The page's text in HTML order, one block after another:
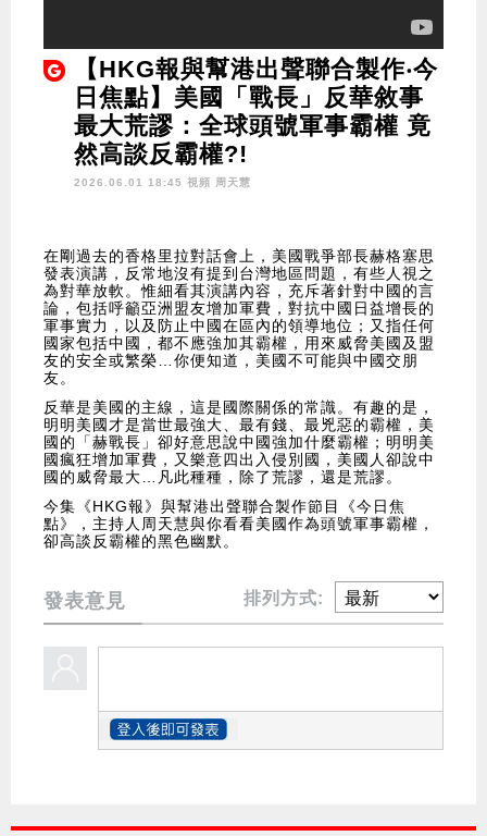
【HKG報與幫港出聲聯合製作‧今
日焦點】美國「戰長」反華敘事
最大荒謬：全球頭號軍事霸權 竟
然高談反霸權?!
2026.06.01 18:45 視頻 周天慧
在剛過去的香格里拉對話會上，美國戰爭部長赫格塞思
發表演講，反常地沒有提到台灣地區問題，有些人視之
為對華放軟。惟細看其演講內容，充斥著針對中國的言
論，包括呼籲亞洲盟友增加軍費，對抗中國日益增長的
軍事實力，以及防止中國在區內的領導地位；又指任何
國家包括中國，都不應強加其霸權，用來威脅美國及盟
友的安全或繁榮…你便知道，美國不可能與中國交朋
友。
反華是美國的主線，這是國際關係的常識。有趣的是，
明明美國才是當世最強大、最有錢、最兇惡的霸權，美
國的「赫戰長」卻好意思說中國強加什麼霸權；明明美
國瘋狂增加軍費，又樂意四出入侵別國，美國人卻說中
國的威脅最大…凡此種種，除了荒謬，還是荒謬。
今集《HKG報》與幫港出聲聯合製作節目《今日焦
點》，主持人周天慧與你看看美國作為頭號軍事霸權，
卻高談反霸權的黑色幽默。
發表意見 排列方式: